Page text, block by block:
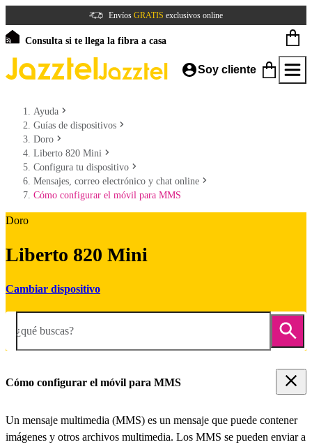
Envíos GRATIS exclusivos online
Consulta si te llega la fibra a casa
Soy cliente
Ayuda
Guías de dispositivos
Doro
Liberto 820 Mini
Configura tu dispositivo
Mensajes, correo electrónico y chat online
Cómo configurar el móvil para MMS
Doro
Liberto 820 Mini
Cambiar dispositivo
¿qué buscas?
Cómo configurar el móvil para MMS
Un mensaje multimedia (MMS) es un mensaje que puede contener
imágenes y otros archivos multimedia. Los MMS se pueden enviar a